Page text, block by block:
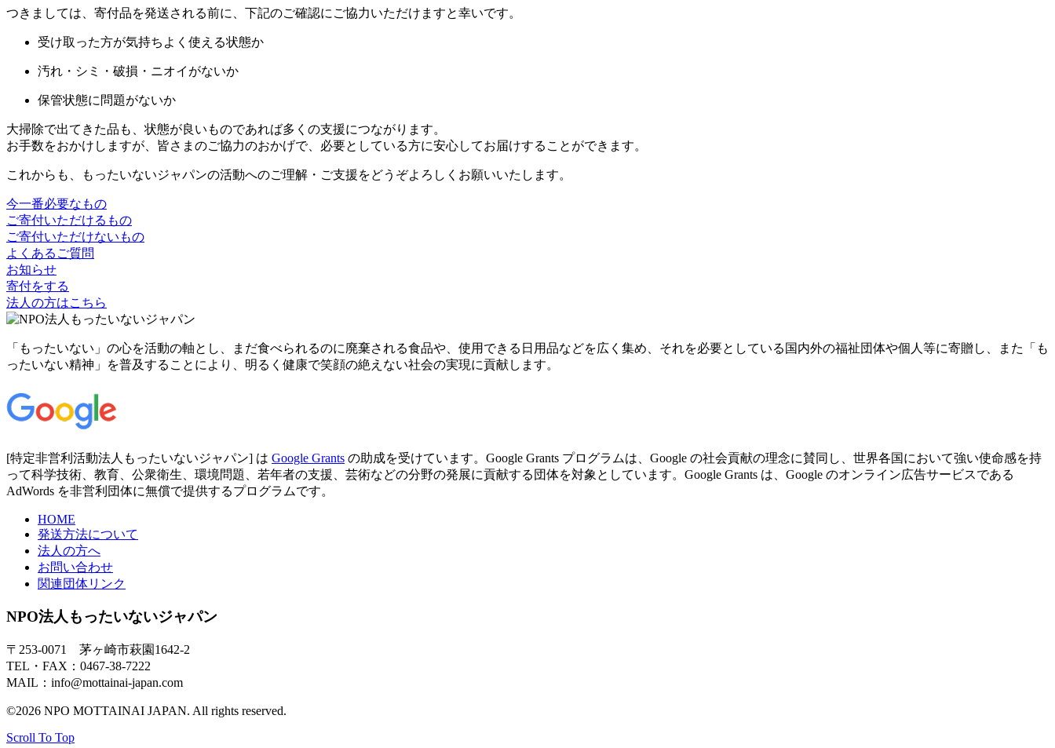
つきましては、寄付品を発送される前に、下記のご確認にご協力いただけますと幸いです。
受け取った方が気持ちよく使える状態か
汚れ・シミ・破損・ニオイがないか
保管状態に問題がないか
大掃除で出てきた品も、状態が良いものであれば多くの支援につながります。
お手数をおかけしますが、皆さまのご協力のおかげで、必要としている方に安心してお届けすることができます。
これからも、もったいないジャパンの活動へのご理解・ご支援をどうぞよろしくお願いいたします。
今一番必要なもの
ご寄付いただけるもの
ご寄付いただけないもの
よくあるご質問
お知らせ
寄付をする
法人の方はこちら
「もったいない」の心を活動の軸とし、まだ食べられるのに廃棄される食品や、使用できる日用品などを広く集め、それを必要としている国内外の福祉団体や個人等に寄贈し、また「も
ったいない精神」を普及することにより、明るく健康で笑顔の絶えない社会の実現に貢献します。
[特定非営利活動法人もったいないジャパン] は Google Grants の助成を受けています。Google Grants プログラムは、Google の社会貢献の理念に賛同し、世界各国において強い使命感を持
って科学技術、教育、公衆衛生、環境問題、若年者の支援、芸術などの分野の発展に貢献する団体を対象としています。Google Grants は、Google のオンライン広告サービスである
AdWords を非営利団体に無償で提供するプログラムです。
HOME
発送方法について
法人の方へ
お問い合わせ
関連団体リンク
NPO法人もったいないジャパン
〒253-0071 茅ヶ崎市萩園1642-2
TEL・FAX：0467-38-7222
MAIL：info@mottainai-japan.com
©2026 NPO MOTTAINAI JAPAN. All rights reserved.
Scroll To Top